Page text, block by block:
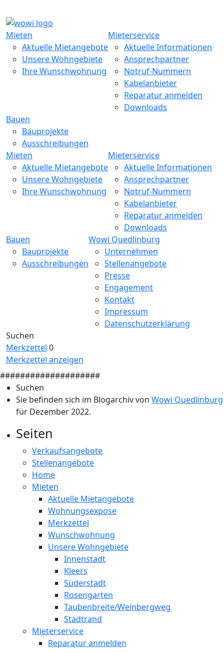
Main Menu
Skip to Primary Content
Mieten
Aktuelle Mietangebote
Unsere Wohngebiete
Ihre Wunschwohnung
Mieterservice
Aktuelle Informationen
Ansprechpartner
Notruf-Nummern
Kabelanbieter
Reparatur anmelden
Downloads
Bauen
Bauprojekte
Ausschreibungen
Mieten
Aktuelle Mietangebote
Unsere Wohngebiete
Ihre Wunschwohnung
Mieterservice
Aktuelle Informationen
Ansprechpartner
Notruf-Nummern
Kabelanbieter
Reparatur anmelden
Downloads
Bauen
Bauprojekte
Ausschreibungen
Wowi Quedlinburg
Unternehmen
Stellenangebote
Presse
Engagement
Kontakt
Impressum
Datenschutzerklärung
Suchen
Merkzettel 0
Merkzettel anzeigen
####################
Suchen
Sie befinden sich im Blogarchiv von Wowi Quedlinburg
für Dezember 2022.
Seiten
Verkaufsangebote
Stellenangebote
Home
Mieten
Aktuelle Mietangebote
Wohnungsexpose
Merkzettel
Wunschwohnung
Unsere Wohngebiete
Innenstadt
Kleers
Süderstadt
Rosengarten
Taubenbreite/Weinbergweg
Stadtrand
Mieterservice
Reparatur anmelden